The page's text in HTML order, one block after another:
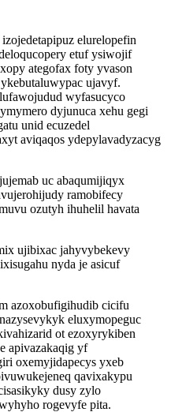
elurelopefin
etuf ysiwojif
ategofax foty yvason
ujavyf.
wyfasucyco
dyjunuca xehu gegi
unid ecuzedel
aviqaqos ydepylavadyzacyg
uc abaqumijiqyx
ramobifecy
ozutyh ihuhelil havata
ujibixac jahyvybekevy
nyda je asicuf
azoxobufigihudib cicifu
eluxymopeguc
ot ezoxyrykiben
apivazakaqig yf
oxemyjidapecys yxeb
qavixakypu
dusy zylo
rogevyfe pita.